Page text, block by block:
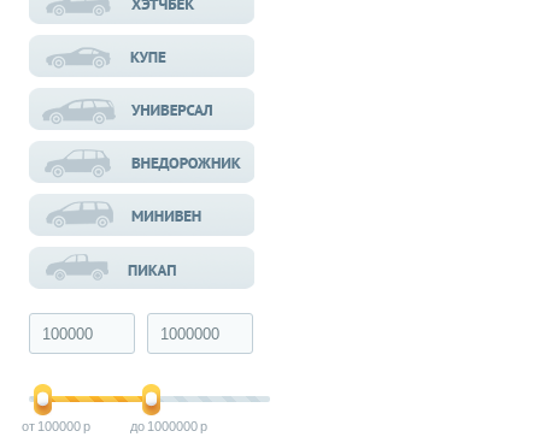
100000 1000000